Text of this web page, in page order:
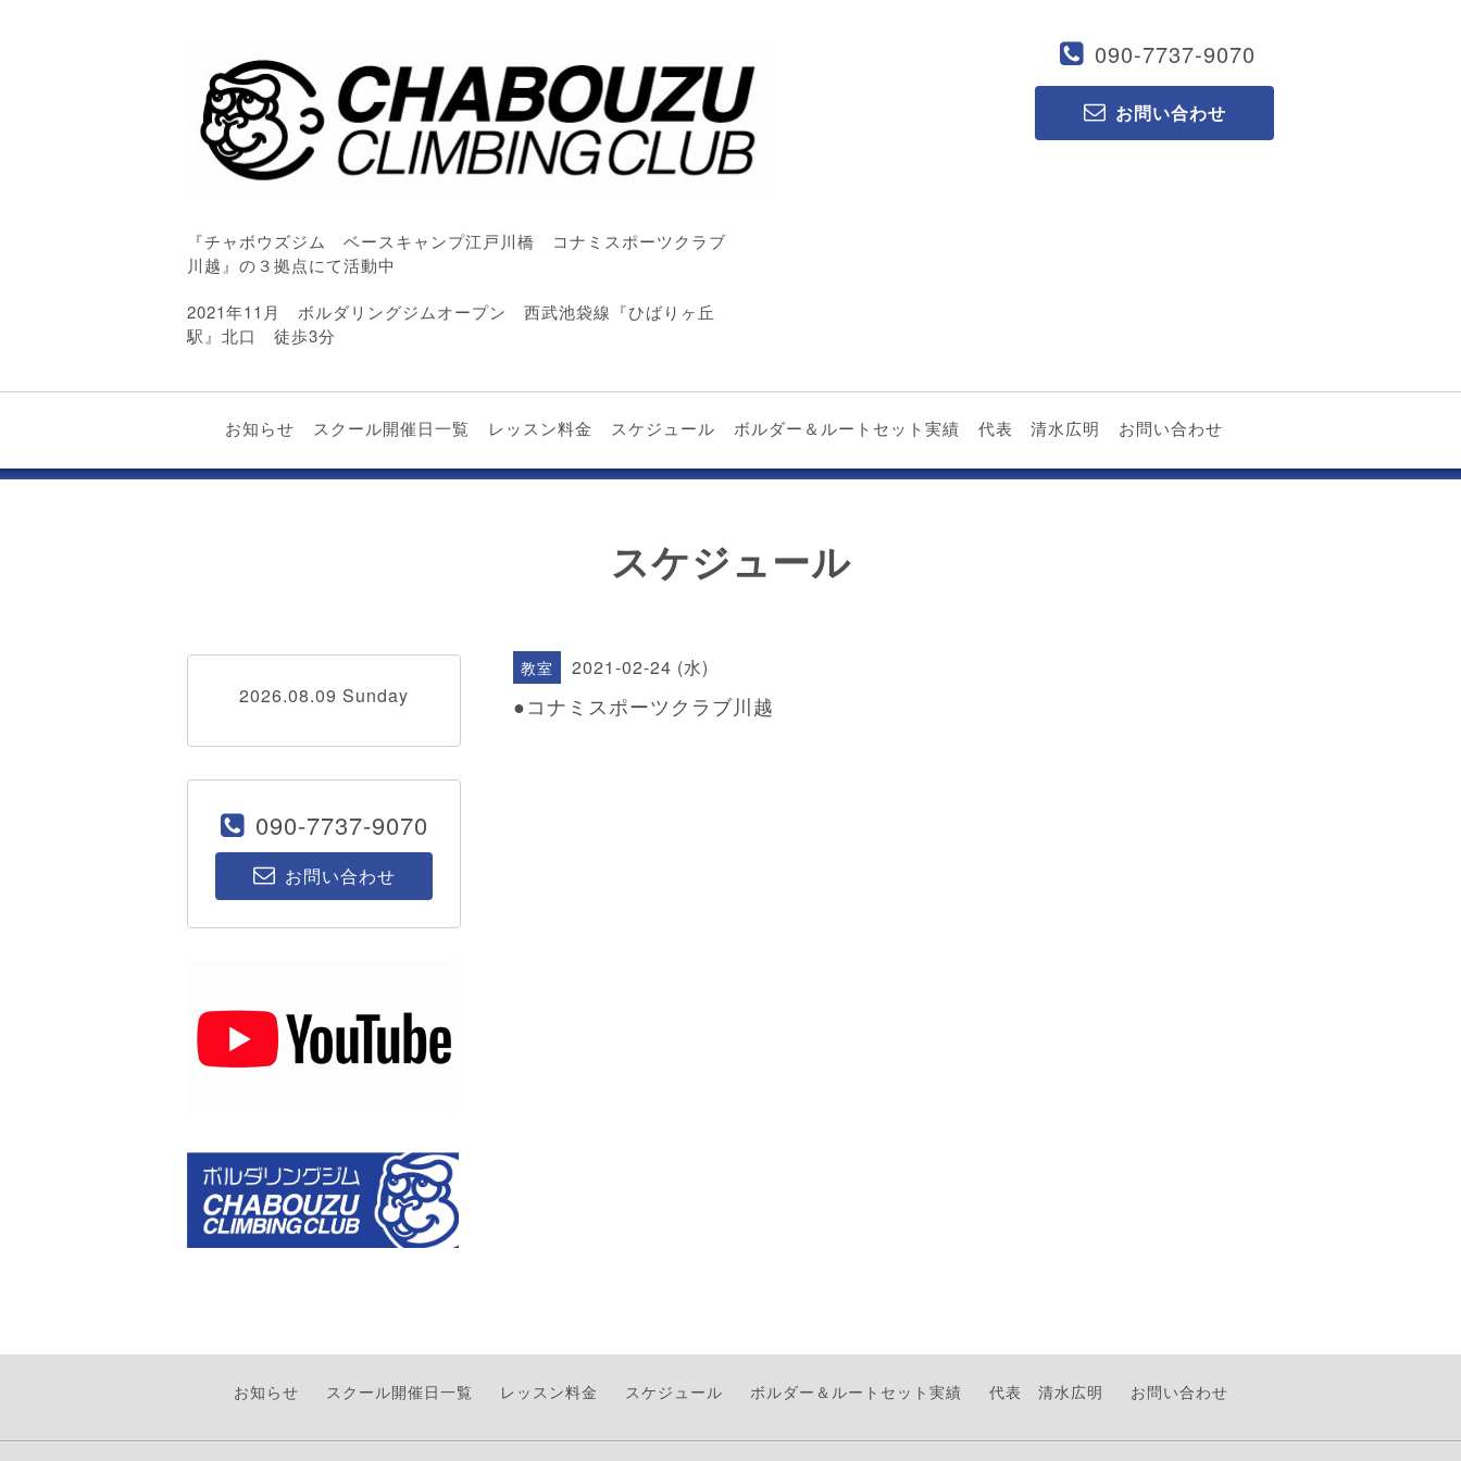
090-7737-9070
お問い合わせ
『チャボウズジム ベースキャンプ江戸川橋 コナミスポーツクラブ
川越』の３拠点にて活動中
2021年11月 ボルダリングジムオープン 西武池袋線『ひばりヶ丘
駅』北口 徒歩3分
お知らせ スクール開催日一覧 レッスン料金 スケジュール ボルダー＆ルートセット実績 代表 清水広明 お問い合わせ
スケジュール
教室 2021-02-24 (水)
●コナミスポーツクラブ川越
2026.08.09 Sunday
090-7737-9070
お問い合わせ
お知らせ スクール開催日一覧 レッスン料金 スケジュール ボルダー＆ルートセット実績 代表 清水広明 お問い合わせ